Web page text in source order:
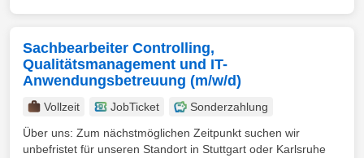
Sachbearbeiter Controlling,
Qualitätsmanagement und IT-
Anwendungsbetreuung (m/w/d)
Vollzeit JobTicket
Sonderzahlung
Über uns: Zum nächstmöglichen Zeitpunkt suchen wir
unbefristet für unseren Standort in Stuttgart oder Karlsruhe